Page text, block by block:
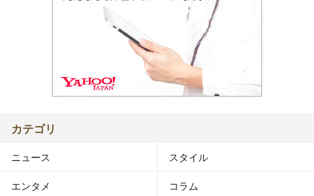
カテゴリ
ニュース スタイル
エンタメ コラム